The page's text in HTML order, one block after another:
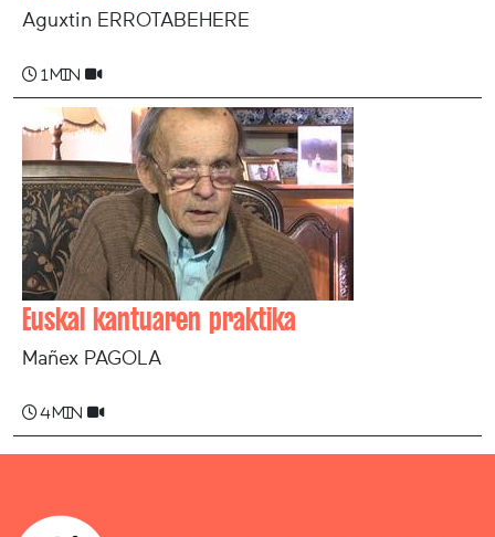
Aguxtin ERROTABEHERE
1 min
Euskal kantuaren praktika
Mañex PAGOLA
4 min